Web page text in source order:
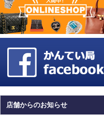
店舗からのお知らせ